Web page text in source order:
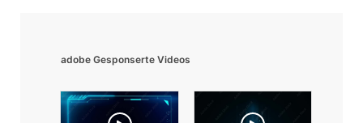
adobe Gesponserte Videos